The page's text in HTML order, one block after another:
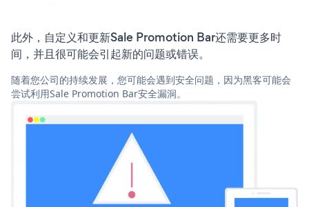
此外，自定义和更新Sale Promotion Bar还需要更多时
间，并且很可能会引起新的问题或错误。
随着您公司的持续发展，您可能会遇到安全问题，因为黑客可能会
尝试利用Sale Promotion Bar安全漏洞。